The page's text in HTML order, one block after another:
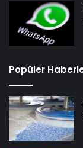
Popüler